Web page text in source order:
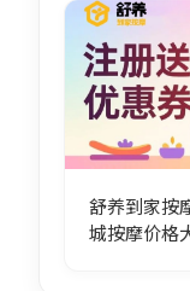
舒养到家按
城按摩价格